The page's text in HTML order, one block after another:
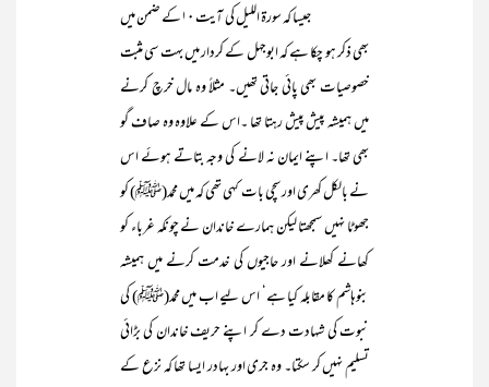
جیسا کہ سورۃ اللیل کی آیت ۱۰کے ضمن میں
بھی ذکر ہو چکا ہے کہ ابوجہل کے کردار میں بہت سی مثبت
خصوصیات بھی پائی جاتی تھیں۔ مثلاً وہ مال خرچ کرنے
میں ہمیشہ پیش پیش رہتا تھا ۔اس کے علاوہ وہ صاف گو
بھی تھا۔ اپنے ایمان نہ لانے کی وجہ بتاتے ہوئے اس
نے بالکل کھری اور سچی بات کہی تھی کہ میں محمد(ﷺ) کو
جھوٹا نہیں سمجھتا لیکن ہمارے خاندان نے چونکہ غرباء کو
کھانے کھلانے اور حاجیوں کی خدمت کرنے میں ہمیشہ
بنوہاشم کا مقابلہ کیا ہے‘ اس لیے اب میں محمد(ﷺ) کی
نبوت کی شہادت دے کر اپنے حریف خاندان کی بڑائی
تسلیم نہیں کر سکتا۔ وہ جری اور بہادر ایسا تھا کہ نزع کے